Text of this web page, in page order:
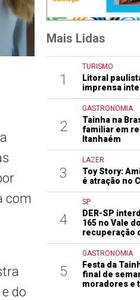
com
do
Mais Lidas
1
TURISMO
Litoral
imprensa
2
GASTRONOMIA
Tainha na
familiar em
Itanhaém
3
LAZER
Toy Story:
é atração no
4
SP
DER-SP
165 no Vale
recuperação
5
GASTRONOMIA
Festa da
final de
moradores e